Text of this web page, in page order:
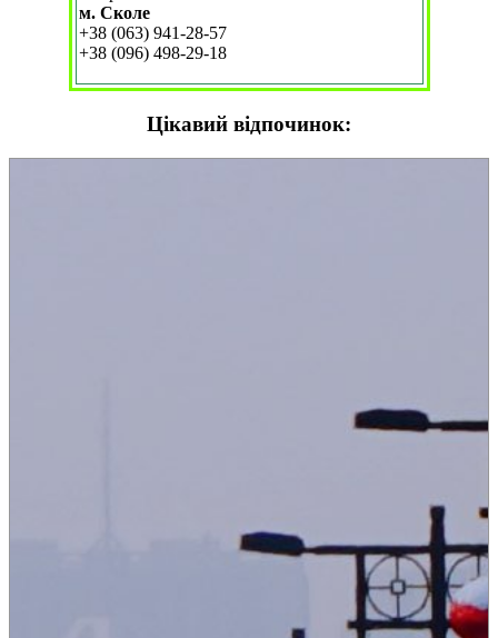
м. Сколе
+38 (063) 941-28-57
+38 (096) 498-29-18
Цікавий відпочинок: